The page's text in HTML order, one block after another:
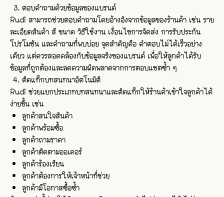
ตอบคำถามด้วยข้อมูลของแบรนด์
Rudi สามารถช่วยตอบคำถามโดยอ้างอิงจากข้อมูลของร้านค้า เช่น ราย
ละเอียดสินค้า สี ขนาด วิธีใช้งาน เงื่อนไขการจัดส่ง การรับประกัน
โปรโมชัน และคำถามที่พบบ่อย จุดสำคัญคือ คำตอบไม่ได้เร็วอย่าง
เดียว แต่ควรสอดคล้องกับข้อมูลจริงของแบรนด์ เพื่อให้ลูกค้าได้รับ
ข้อมูลที่ถูกต้องและลดความผิดพลาดจากการตอบแชตซ้ำ ๆ
ติดแท็กบทสนทนาอัตโนมัติ
Rudi ช่วยแยกประเภทบทสนทนาและติดแท็กให้ร้านค้าเข้าใจลูกค้าได้
ง่ายขึ้น เช่น
ลูกค้าสนใจสินค้า
ลูกค้าพร้อมซื้อ
ลูกค้าถามราคา
ลูกค้าติดตามออเดอร์
ลูกค้าร้องเรียน
ลูกค้าต้องการให้เจ้าหน้าที่ช่วย
ลูกค้ามีโอกาสซื้อซ้ำ